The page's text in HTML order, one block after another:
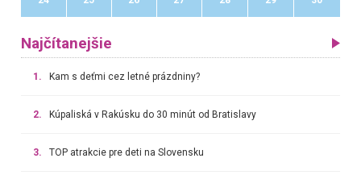
Najčítanejšie
1. Kam s deťmi cez letné prázdniny?
2. Kúpaliská v Rakúsku do 30 minút od Bratislavy
3. TOP atrakcie pre deti na Slovensku